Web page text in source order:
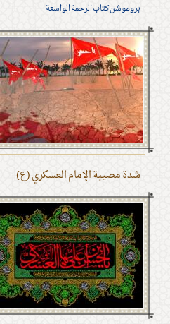
بروموشن كتاب الرحمة الواسعة
شدة مصيبة الإمام العسكري (ع)